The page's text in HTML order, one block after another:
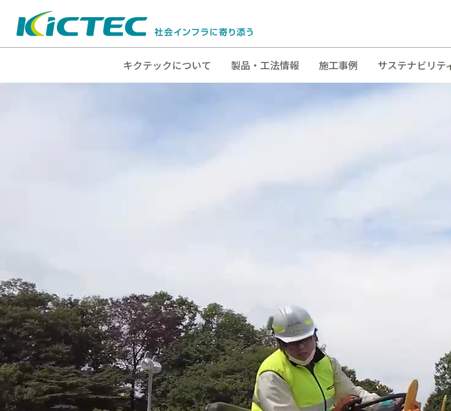
キクテックについて 製品・工法情報 施工事例 サステナビリテ